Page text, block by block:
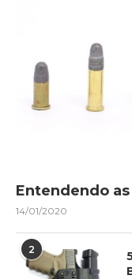
Entendendo
14/01/2020
2